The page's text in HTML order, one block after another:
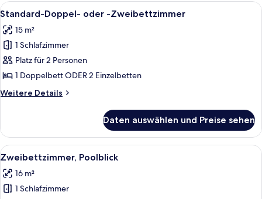
Alle
Fotos
für
Standard-
Doppel-
oder
-
Zweibettzimmer
Ein Zimmer mit einem Bett, einem
7
Standard-Doppel- oder -Zweibettzimmer
15 m²
1 Schlafzimmer
Platz für 2 Personen
1 Doppelbett ODER 2 Einzelbetten
Weitere Details
Weitere
Doppel-
oder
-
Daten auswählen und Preise sehen
Alle
Fotos
für
Zweibettzimmer,
Ein Balkon mit Blick auf einen
1
Zweibettzimmer, Poolblick
16 m²
1 Schlafzimmer